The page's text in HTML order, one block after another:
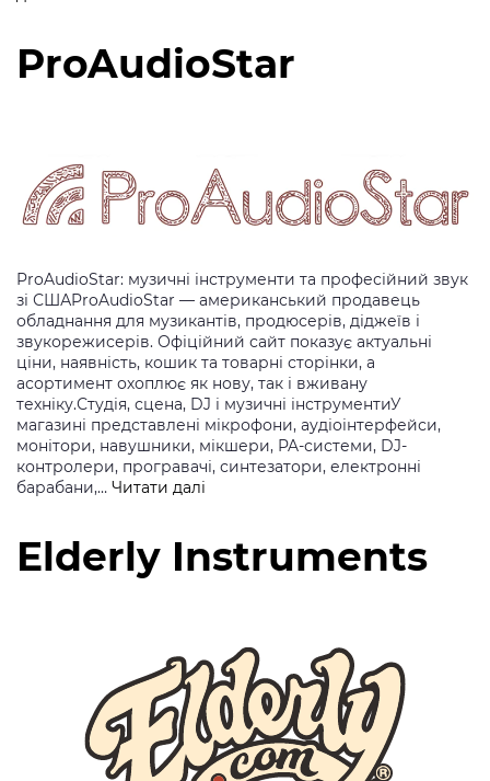
ProAudioStar
ProAudioStar: музичні інструменти та професійний звук
зі СШАProAudioStar — американський продавець
обладнання для музикантів, продюсерів, діджеїв і
звукорежисерів. Офіційний сайт показує актуальні
ціни, наявність, кошик та товарні сторінки, а
асортимент охоплює як нову, так і вживану
техніку.Студія, сцена, DJ і музичні інструментиУ
магазині представлені мікрофони, аудіоінтерфейси,
монітори, навушники, мікшери, PA-системи, DJ-
контролери, програвачі, синтезатори, електронні
барабани,… Читати далі
Elderly Instruments